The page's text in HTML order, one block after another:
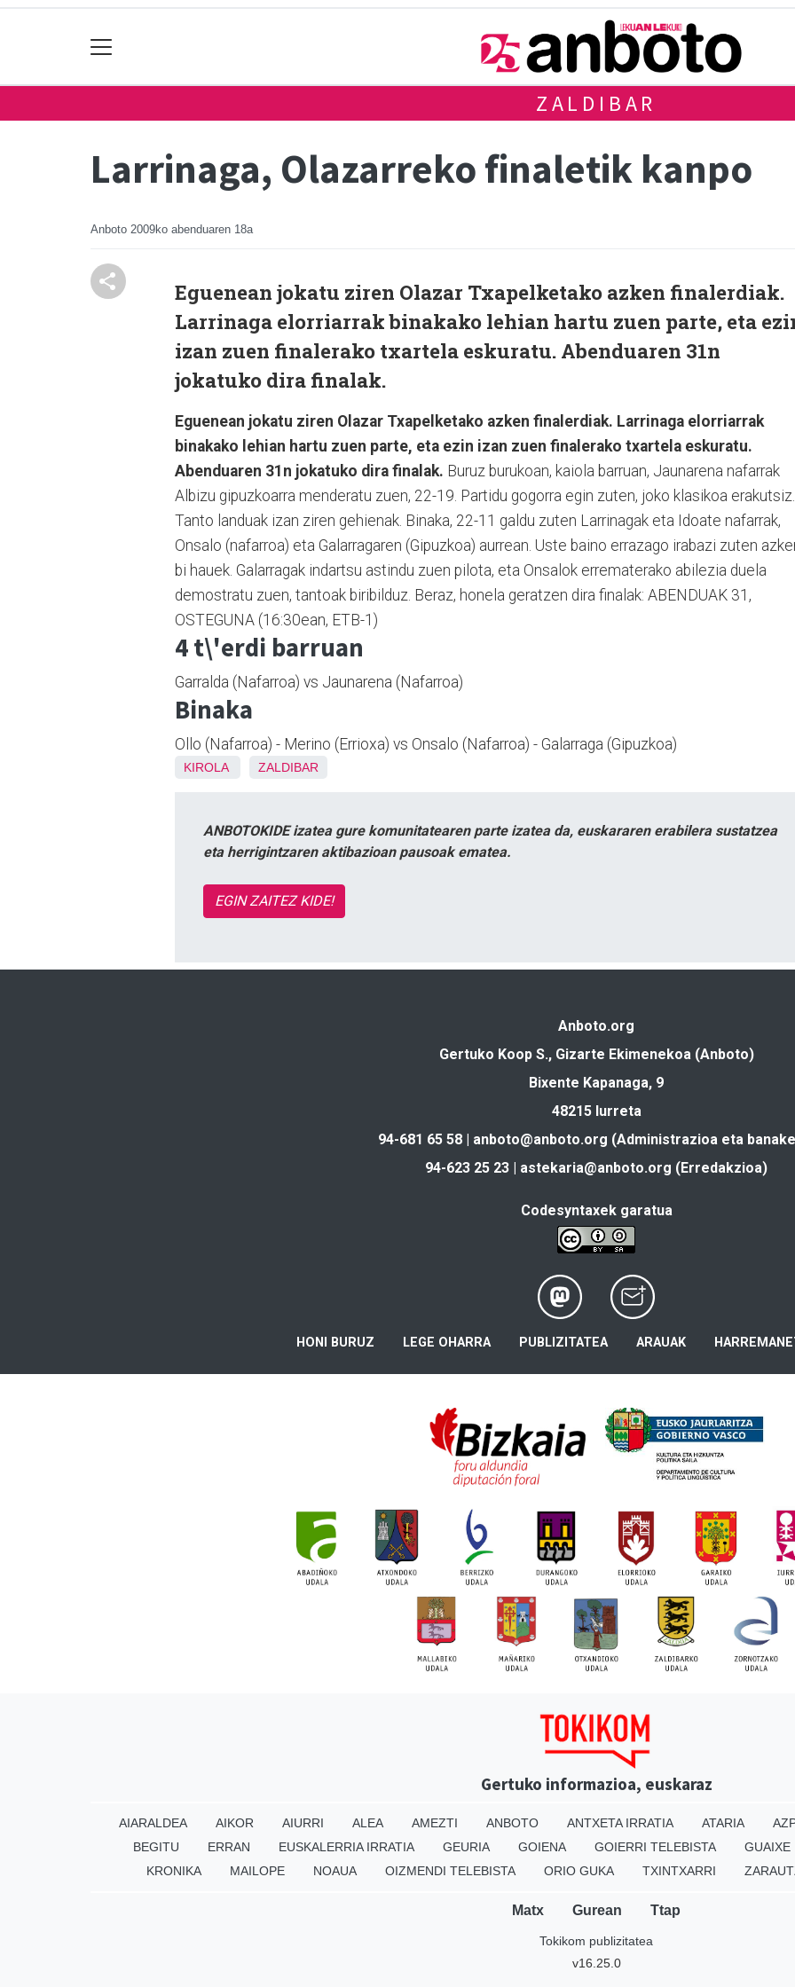
ZALDIBAR
Larrinaga, Olazarreko finaletik kanpo
Anboto 2009ko abenduaren 18a
Eguenean jokatu ziren Olazar Txapelketako azken finalerdiak.
Larrinaga elorriarrak binakako lehian hartu zuen parte, eta
izan zuen finalerako txartela eskuratu. Abenduaren 31n
jokatuko dira finalak.
Eguenean jokatu ziren Olazar Txapelketako azken finalerdiak. Larrinaga elorriarrak
binakako lehian hartu zuen parte, eta ezin izan zuen finalerako txartela eskuratu.
Abenduaren 31n jokatuko dira finalak. Buruz burukoan, kaiola barruan, Jaunarena nafarrak
Albizu gipuzkoarra menderatu zuen, 22-19. Partidu gogorra egin zuten, joko klasikoa erakutsiz.
Tanto landuak izan ziren gehienak. Binaka, 22-11 galdu zuten Larrinagak eta Idoate nafarrak,
Onsalo (nafarroa) eta Galarragaren (Gipuzkoa) aurrean. Uste baino errazago irabazi zuten
bi hauek. Galarragak indartsu astindu zuen pilota, eta Onsalok errematerako abilezia duela
demostratu zuen, tantoak biribilduz. Beraz, honela geratzen dira finalak: ABENDUAK 31,
OSTEGUNA (16:30ean, ETB-1)
4 t\'erdi barruan
Garralda (Nafarroa) vs Jaunarena (Nafarroa)
Binaka
Ollo (Nafarroa) - Merino (Errioxa) vs Onsalo (Nafarroa) - Galarraga (Gipuzkoa)
KIROLA ZALDIBAR
ANBOTOKIDE izatea gure komunitatearen parte izatea da, euskararen erabilera sustatzea
eta herrigintzaren aktibazioan pausoak ematea.
EGIN ZAITEZ KIDE!
Anboto.org
Gertuko Koop S., Gizarte Ekimenekoa (Anboto)
Bixente Kapanaga, 9
48215 Iurreta
94-681 65 58 | anboto@anboto.org (Administrazioa eta
94-623 25 23 | astekaria@anboto.org (Erredakzioa)
Codesyntaxek garatua
HONI BURUZ LEGE OHARRA PUBLIZITATEA ARAUAK
Gertuko informazioa, euskaraz
AIARALDEA AIKOR AIURRI ALEA AMEZTI ANBOTO ANTXETA IRRATIA ATARIA
BEGITU
ERRAN EUSKALERRIA IRRATIA GEURIA GOIENA GOIERRI TELEBISTA
GUAIXE
KRONIKA
MAILOPE NOAUA OIZMENDI TELEBISTA ORIO GUKA TXINTXARRI
Matx Gurean Ttap
Tokikom publizitatea
v16.25.0